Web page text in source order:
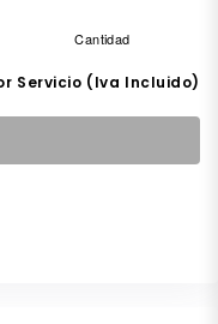
Cantidad
Servicio (Iva Incluido)